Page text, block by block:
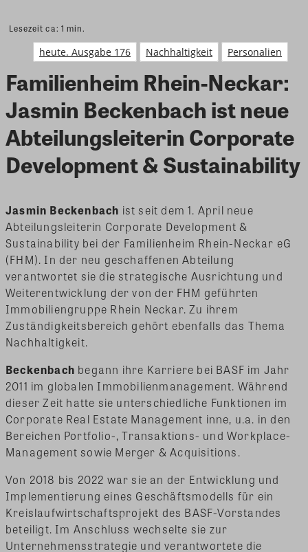
Lesezeit ca: 1 min.
heute. Ausgabe 176 Nachhaltigkeit Personalien
Familienheim Rhein-Neckar:
Jasmin Beckenbach ist neue
Abteilungsleiterin Corporate
Development & Sustainability
Jasmin Beckenbach ist seit dem 1. April neue
Abteilungsleiterin Corporate Development &
Sustainability bei der Familienheim Rhein-Neckar eG
(FHM). In der neu geschaffenen Abteilung
verantwortet sie die strategische Ausrichtung und
Weiterentwicklung der von der FHM geführten
Immobiliengruppe Rhein Neckar. Zu ihrem
Zuständigkeitsbereich gehört ebenfalls das Thema
Nachhaltigkeit.
Beckenbach begann ihre Karriere bei BASF im Jahr
2011 im globalen Immobilienmanagement. Während
dieser Zeit hatte sie unterschiedliche Funktionen im
Corporate Real Estate Management inne, u.a. in den
Bereichen Portfolio-, Transaktions- und Workplace-
Management sowie Merger & Acquisitions.
Von 2018 bis 2022 war sie an der Entwicklung und
Implementierung eines Geschäftsmodells für ein
Kreislaufwirtschaftsprojekt des BASF-Vorstandes
beteiligt. Im Anschluss wechselte sie zur
Unternehmensstrategie und verantwortete die